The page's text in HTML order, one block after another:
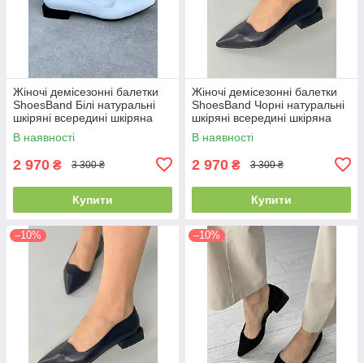
Жіночі демісезонні балетки
ShoesBand Білі натуральні
шкіряні всередині шкіряна
підкладка 36 (23,5 см)
(S99261)
В наявності
2 970 ₴ 3 300 ₴
Купити
Жіночі демісезонні балетки
ShoesBand Чорні натуральні
шкіряні всередині шкіряна
підкладка 36 (23,5 см)
(S99261-1)
В наявності
2 970 ₴ 3 300 ₴
Купити
–10% –10%